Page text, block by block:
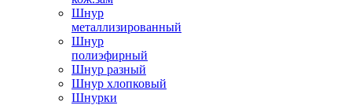
Шнур
металлизированный
Шнур
полиэфирный
Шнур разный
Шнур хлопковый
Шнурки